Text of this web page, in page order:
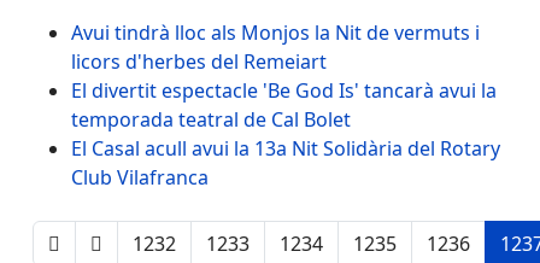
Avui tindrà lloc als Monjos la Nit de vermuts i
licors d'herbes del Remeiart
El divertit espectacle 'Be God Is' tancarà avui la
temporada teatral de Cal Bolet
El Casal acull avui la 13a Nit Solidària del Rotary
Club Vilafranca
1232 1233 1234 1235 1236